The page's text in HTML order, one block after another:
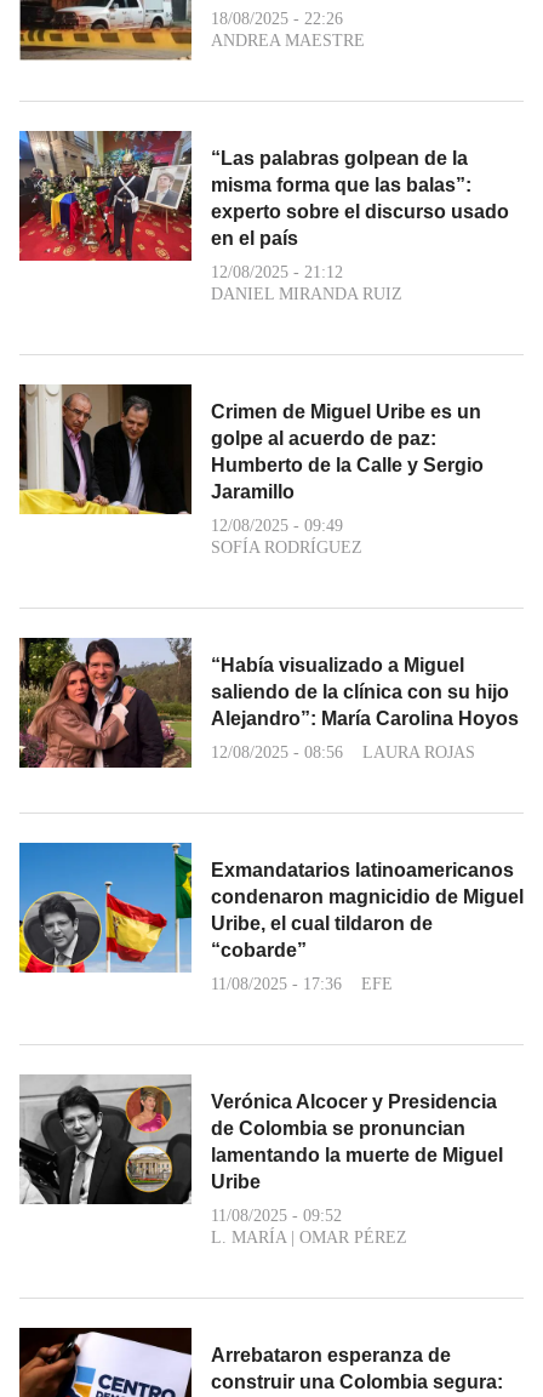
18/08/2025 - 22:26
ANDREA MAESTRE
“Las palabras golpean de la
misma forma que las balas”:
experto sobre el discurso usado
en el país
12/08/2025 - 21:12
DANIEL MIRANDA RUIZ
Crimen de Miguel Uribe es un
golpe al acuerdo de paz:
Humberto de la Calle y Sergio
Jaramillo
12/08/2025 - 09:49
SOFÍA RODRÍGUEZ
“Había visualizado a Miguel
saliendo de la clínica con su hijo
Alejandro”: María Carolina Hoyos
12/08/2025 - 08:56 LAURA ROJAS
Exmandatarios latinoamericanos
condenaron magnicidio de Miguel
Uribe, el cual tildaron de
“cobarde”
11/08/2025 - 17:36 EFE
Verónica Alcocer y Presidencia
de Colombia se pronuncian
lamentando la muerte de Miguel
Uribe
11/08/2025 - 09:52
L. MARÍA| OMAR PÉREZ
Arrebataron esperanza de
construir una Colombia segura: